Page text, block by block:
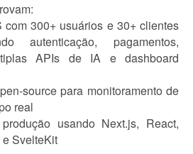
300+ usuários e 30+ clientes
autenticação, pagamentos,
APIs de IA e dashboard
source para monitoramento de
real
usando Next.js, React,
SvelteKit